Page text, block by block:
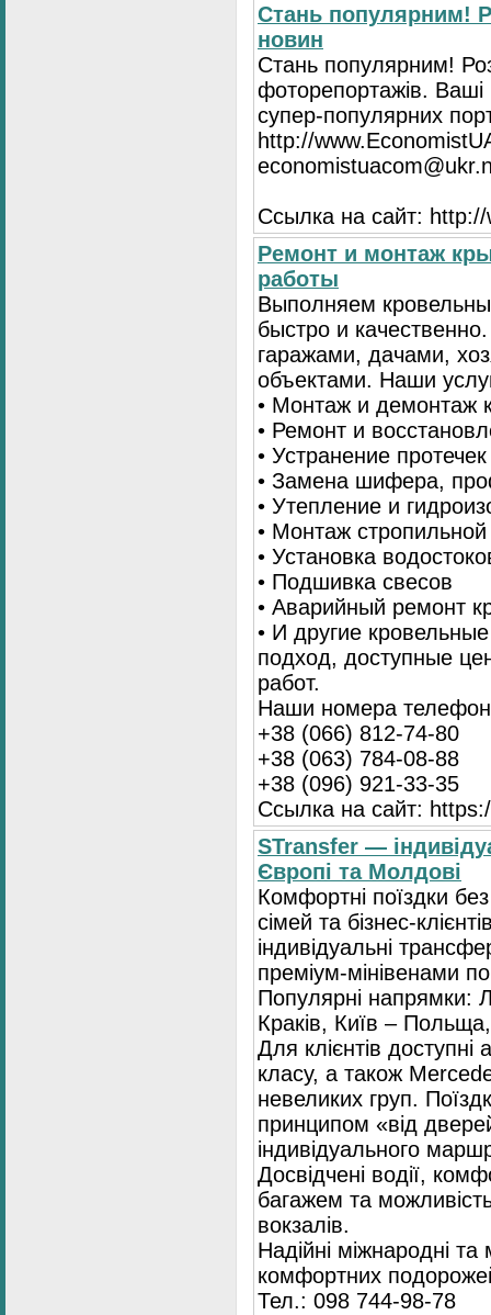
Стань популярним!
новин
Стань популярним!
фоторепортажів. Ваші
супер-популярних
http://
Ссылка на сайт:
Ремонт и монтаж
работы
Выполняем
быстро и
гаражами, дачами,
объектами. Наши
• Монтаж и демонтаж
• Ремонт и
• Устранение протечек
• Замена шифера,
• Утепление и
• Монтаж
• Установка
• Подшивка свесов
• Аварийный ремонт
• И другие
подход, доступные
работ.
Наши номера
+38 (066) 812-74-80
+38 (063) 784-08-88
+38 (096) 921-33-35
Ссылка на сайт:
STransfer —
Європі та Молдові
Комфортні поїздки
сімей та бізнес-
індивідуальні
преміум-мінівенами
Популярні напрямки:
Краків, Київ –
Для клієнтів
класу, а також
невеликих груп.
принципом «від
індивідуального
Досвідчені водії,
багажем та
вокзалів.
Надійні міжнародні
комфортних
Тел.: 098 744-98-78